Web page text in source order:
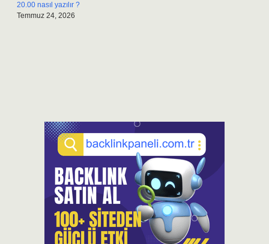
20.00 nasıl yazılır ?
Temmuz 24, 2026